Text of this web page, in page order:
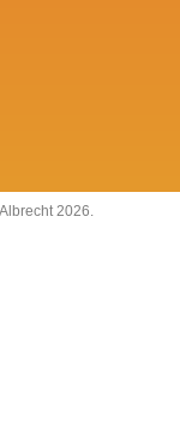
2026.